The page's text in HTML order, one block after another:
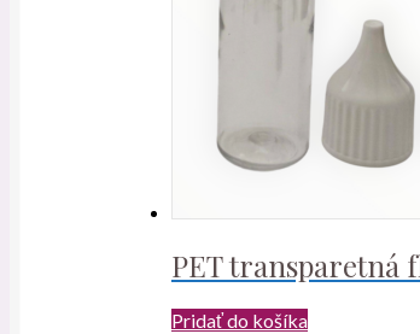
PET transparetná
Pridať do košíka